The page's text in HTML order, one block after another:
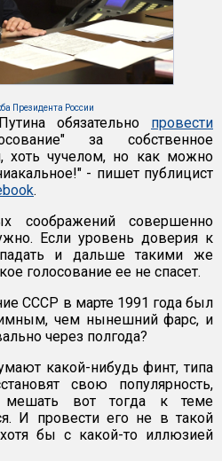
Президента России
обязательно провести
за собственное
хоть чучелом, но как можно
- пишет публицист
.
соображений совершенно
Если уровень доверия к
и дальше такими же
голосование ее не спасет.
СССР в марте 1991 года был
чем нынешний фарс, и
через полгода?
какой-нибудь финт, типа
свою популярность,
вот тогда к теме
И провести его не в такой
бы с какой-то иллюзией